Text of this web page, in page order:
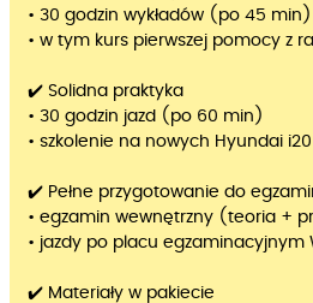
• 30 godzin wykładów (po 45 min)
• w tym kurs pierwszej pomocy z
✔️ Solidna praktyka
• 30 godzin jazd (po 60 min)
• szkolenie na nowych Hyundai i20
✔️ Pełne przygotowanie do
• egzamin wewnętrzny (teoria +
• jazdy po placu egzaminacyjnym
✔️ Materiały w pakiecie